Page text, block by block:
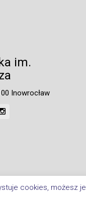
im.
Inowrocław
cookies, możesz